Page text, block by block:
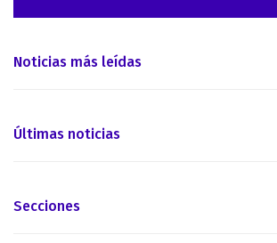
Noticias más leídas
Últimas noticias
Secciones